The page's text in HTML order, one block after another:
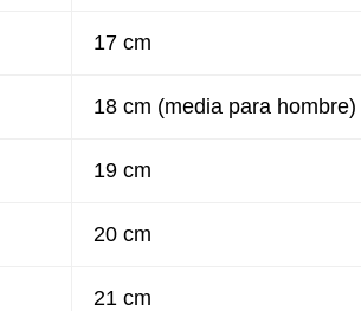
17 cm
18 cm (media para hombre)
19 cm
20 cm
21 cm